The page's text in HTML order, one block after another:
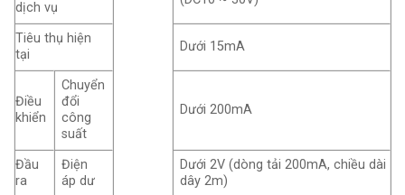
dịch vụ
Tiêu thụ hiện
tại
Dưới 15mA
Điều
khiển
Chuyển
đổi
công
suất
Dưới 200mA
Đầu
ra
Điện
áp dư
Dưới 2V (dòng tải 200mA, chiều dài
dây 2m)